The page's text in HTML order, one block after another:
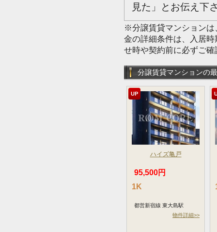
見た」とお伝え下
※分譲賃貸マンションは
金の詳細条件は、入居
せ時や契約前に必ずご
分譲賃貸マンションの
UP
ハイズ亀戸
95,500円
1K
都営新宿線 東大島駅
物件詳細>>